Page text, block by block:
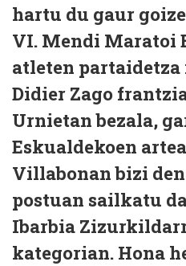
hartu du gaur
VI. Mendi Maratoi
atleten partaidetza
Didier Zago
Urnietan bezala,
Eskualdekoen
Villabonan bizi
postuan sailkatu
Ibarbia
kategorian. Hona